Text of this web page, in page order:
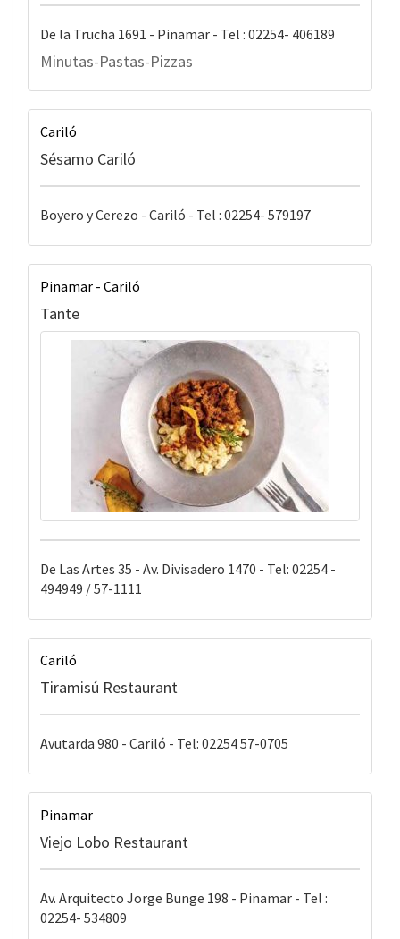
De la Trucha 1691 - Pinamar - Tel : 02254- 406189
Minutas-Pastas-Pizzas
Cariló
Sésamo Cariló
Boyero y Cerezo - Cariló - Tel : 02254- 579197
Pinamar - Cariló
Tante
De Las Artes 35 - Av. Divisadero 1470 - Tel: 02254 -
494949 / 57-1111
Cariló
Tiramisú Restaurant
Avutarda 980 - Cariló - Tel: 02254 57-0705
Pinamar
Viejo Lobo Restaurant
Av. Arquitecto Jorge Bunge 198 - Pinamar - Tel :
02254- 534809